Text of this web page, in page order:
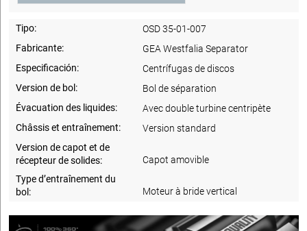
Tipo:
OSD 35-01-007
Fabricante:
GEA Westfalia Separator
Especificación:
Centrífugas de discos
Version de bol:
Bol de séparation
Évacuation des liquides:
Avec double turbine centripète
Châssis et entraînement:
Version standard
Version de capot et de
récepteur de solides:
Capot amovible
Type d’entraînement du
bol:
Moteur à bride vertical